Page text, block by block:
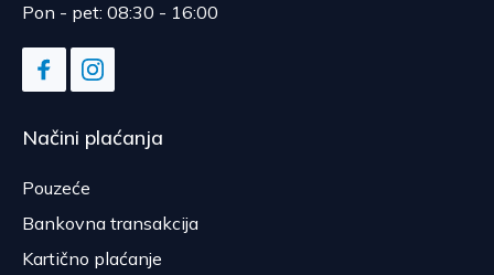
Pon - pet: 08:30 - 16:00
Načini plaćanja
Pouzeće
Bankovna transakcija
Kartično plaćanje